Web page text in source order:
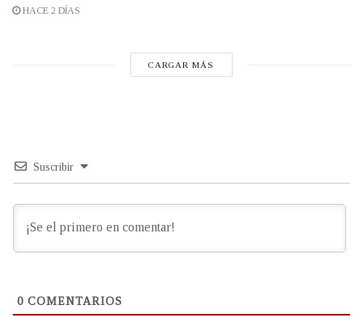
HACE 2 DÍAS
CARGAR MÁS
Suscribir
0 COMENTARIOS